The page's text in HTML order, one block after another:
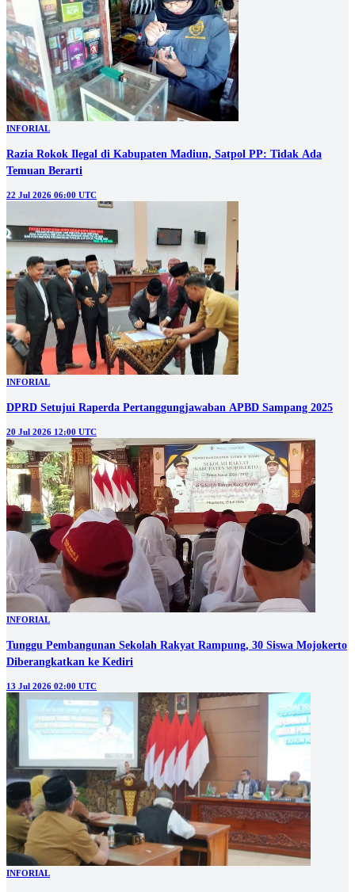
INFORIAL
Razia Rokok Ilegal di Kabupaten Madiun, Satpol PP: Tidak Ada
Temuan Berarti
22 Jul 2026 06:00 UTC
INFORIAL
DPRD Setujui Raperda Pertanggungjawaban APBD Sampang 2025
20 Jul 2026 12:00 UTC
INFORIAL
Tunggu Pembangunan Sekolah Rakyat Rampung, 30 Siswa Mojokerto
Diberangkatkan ke Kediri
13 Jul 2026 02:00 UTC
INFORIAL